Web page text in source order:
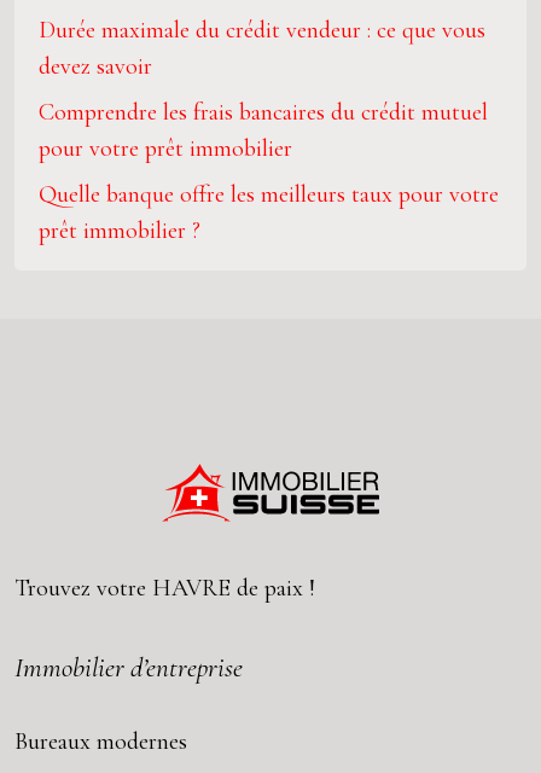
Durée maximale du crédit vendeur : ce que vous
devez savoir
Comprendre les frais bancaires du crédit mutuel
pour votre prêt immobilier
Quelle banque offre les meilleurs taux pour votre
prêt immobilier ?
Trouvez votre HAVRE de paix !
Immobilier d’entreprise
Bureaux modernes